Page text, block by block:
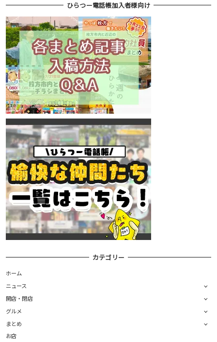
ひらつー電話帳加入者様向け
カテゴリー
ホーム
ニュース
開店・閉店
グルメ
まとめ
お店